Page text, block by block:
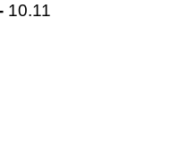
10.11